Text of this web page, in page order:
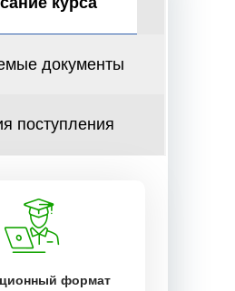
документы
поступления
формат